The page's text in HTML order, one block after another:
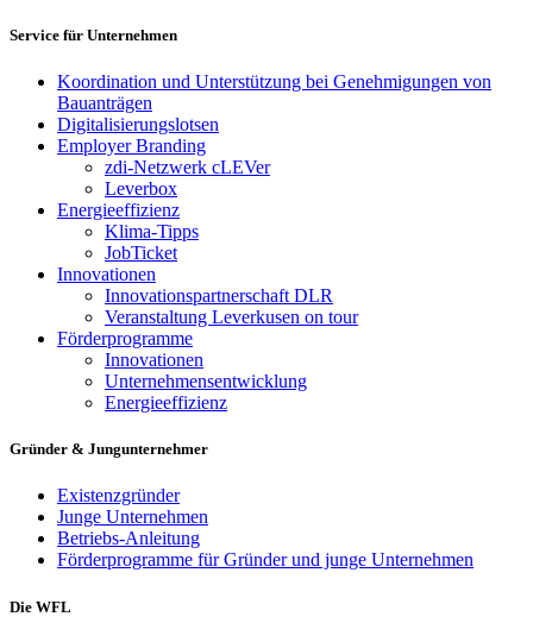
Service für Unternehmen
Koordination und Unterstützung bei Genehmigungen von
Bauanträgen
Digitalisierungslotsen
Employer Branding
zdi-Netzwerk cLEVer
Leverbox
Energieeffizienz
Klima-Tipps
JobTicket
Innovationen
Innovationspartnerschaft DLR
Veranstaltung Leverkusen on tour
Förderprogramme
Innovationen
Unternehmensentwicklung
Energieeffizienz
Gründer & Jungunternehmer
Existenzgründer
Junge Unternehmen
Betriebs-Anleitung
Förderprogramme für Gründer und junge Unternehmen
Die WFL